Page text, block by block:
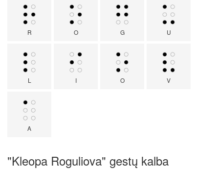
R O G U
L I O V
A
"Kleopa Roguliova" gestų kalba